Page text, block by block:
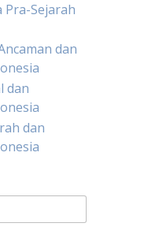
Pra-Sejarah
dan
dan
dan